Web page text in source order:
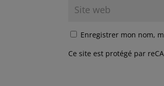
Enregistrer mon nom,
Ce site est protégé par